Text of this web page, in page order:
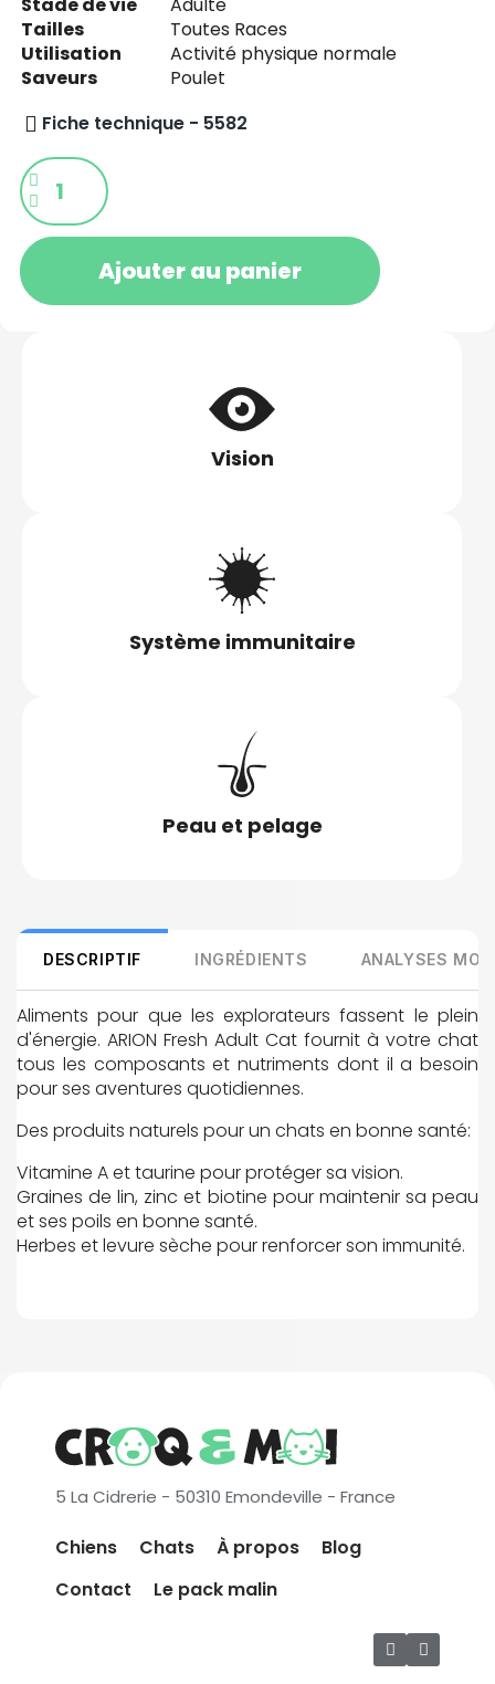
Tailles
Toutes Races
Utilisation
Activité physique normale
Saveurs
Poulet
Fiche technique - 5582
Ajouter au panier
Vision
Système immunitaire
Peau et pelage
DESCRIPTIF INGRÉDIENTS ANALYSES
Aliments pour que les explorateurs fassent le plein
d'énergie. ARION Fresh Adult Cat fournit à votre chat
tous les composants et nutriments dont il a besoin
pour ses aventures quotidiennes.
Des produits naturels pour un chats en bonne santé:
Vitamine A et taurine pour protéger sa vision.
Graines de lin, zinc et biotine pour maintenir sa peau
et ses poils en bonne santé.
Herbes et levure sèche pour renforcer son immunité.
5 La Cidrerie - 50310 Emondeville - France
Chiens Chats À propos
Blog
Contact
Le pack malin